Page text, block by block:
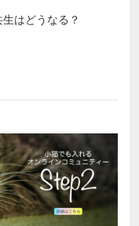
はどうなる？